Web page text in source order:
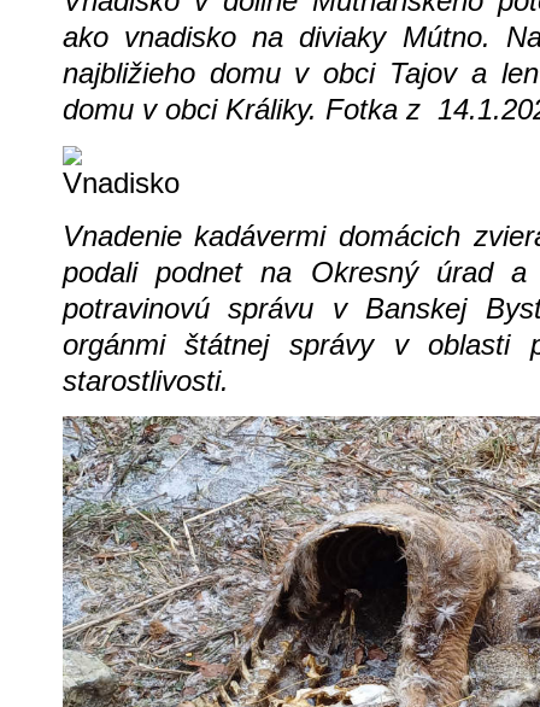
ako vnadisko na diviaky Mútno.
najbližieho domu v obci Tajov a
domu v obci Králiky. Fotka z
Vnadenie kadávermi domácich
podali podnet na Okresný úrad a
potravinovú správu v Banskej
orgánmi štátnej správy v oblasti
starostlivosti.